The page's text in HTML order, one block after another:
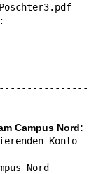
Campus Nord:
Konto
Nord